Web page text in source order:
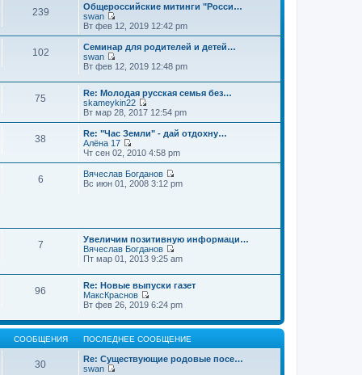
239
Общероссийские митинги "Росси…
swan
П
е
р
е
й
т
и
к
п
о
с
л
е
д
м
у
б
щ
е
н
ю
Вт фев 12, 2019 12:42 pm
102
Семинар для родителей и детей…
swan
П
р
е
й
т
и
к
п
о
с
л
е
у
с
о
о
щ
е
н
и
Вт фев 12, 2019 12:48 pm
75
Re: Молодая русская семья без…
skameykin22
П
е
р
е
й
к
п
е
д
н
е
у
с
о
о
щ
н
ю
Вт мар 28, 2017 12:54 pm
38
Re: "Час Земли" - дай отдохну…
Алёна 17
П
е
р
е
й
п
о
с
л
д
н
е
м
с
о
о
щ
Чт сен 02, 2010 4:58 pm
6
Вячеслав Богданов
П
т
и
п
л
д
е
м
у
с
Вс июн 01, 2008 3:12 pm
7
Увеличим позитивную информаци…
Вячеслав Богданов
П
р
е
т
к
п
о
л
Пт мар 01, 2013 9:25 am
96
Re: Новые выпуски газет
МаксКраснов
П
р
е
й
т
и
Вт фев 26, 2019 6:24 pm
СООБЩЕНИЯ ПОСЛЕДНЕЕ СООБЩЕНИЕ
30
Re: Существующие родовые посе…
swan